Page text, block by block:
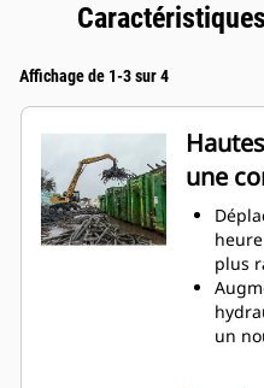
Affichage de 1-3 sur 4
une
plus
un